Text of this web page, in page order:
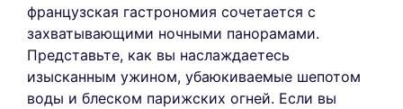
французская гастрономия сочетается с
захватывающими ночными панорамами.
Представьте, как вы наслаждаетесь
изысканным ужином, убаюкиваемые шепотом
воды и блеском парижских огней. Если вы